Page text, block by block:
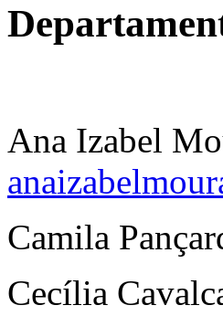
Ana Izabel
Camila
Cecília